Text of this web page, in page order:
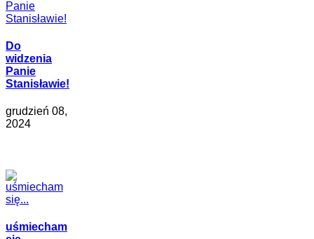
Do
widzenia
Panie
Stanisławie!
grudzień 08,
2024
uśmiecham